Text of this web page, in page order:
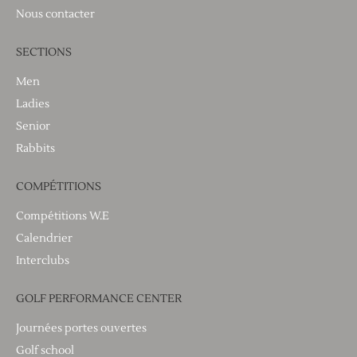
Nous contacter
SECTIONS
Men
Ladies
Senior
Rabbits
COMPÉTITIONS
Compétitions W.E
Calendrier
Interclubs
GOLF PERFORMANCE CENTER
Journées portes ouvertes
Golf school